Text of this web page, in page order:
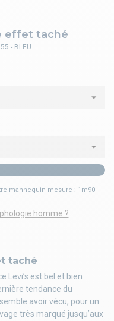
effet taché
taché
Levi’s est bel et bien
tendance du
avoir vécu, pour un
très marqué jusqu’aux
mannequin mesure : 1m90
homme ?
- BLEU